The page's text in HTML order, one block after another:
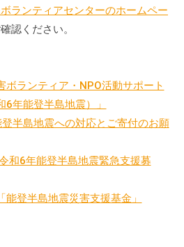
ランティアセンターのホームペー
認ください。
ボランティア・NPO活動サポート
年能登半島地震）」
半島地震への対応とご寄付のお願
和6年能登半島地震緊急支援募
登半島地震災害支援基金」